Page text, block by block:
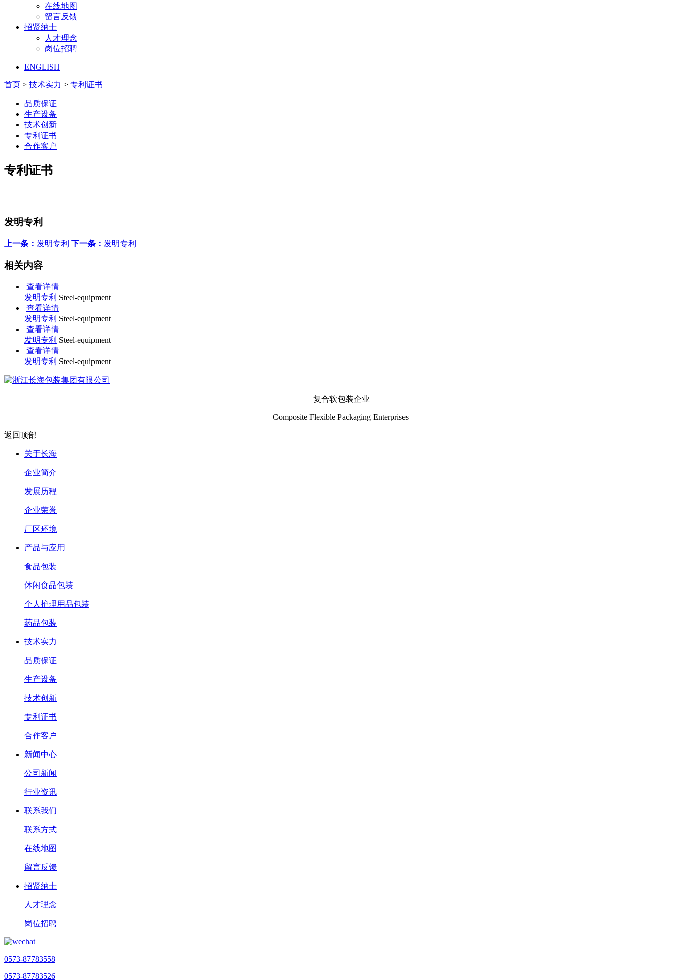
在线地图
留言反馈
招贤纳士
人才理念
岗位招聘
ENGLISH
首页 > 技术实力 > 专利证书
品质保证
生产设备
技术创新
专利证书
合作客户
专利证书
发明专利
上一条： 发明专利 下一条： 发明专利
相关内容
查看详情
发明专利 Steel-equipment
查看详情
发明专利 Steel-equipment
查看详情
发明专利 Steel-equipment
查看详情
发明专利 Steel-equipment
复合软包装企业
Composite Flexible Packaging Enterprises
返回顶部
关于长海
企业简介
发展历程
企业荣誉
厂区环境
产品与应用
食品包装
休闲食品包装
个人护理用品包装
药品包装
技术实力
品质保证
生产设备
技术创新
专利证书
合作客户
新闻中心
公司新闻
行业资讯
联系我们
联系方式
在线地图
留言反馈
招贤纳士
人才理念
岗位招聘
0573-87783558
0573-87783526